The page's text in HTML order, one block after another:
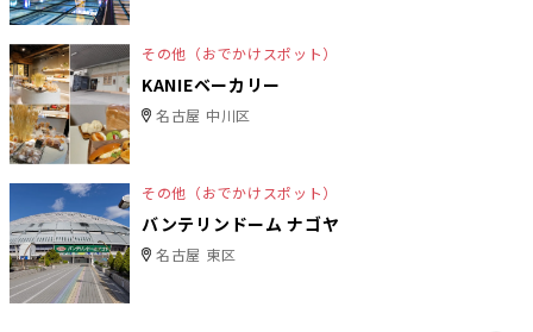
その他（おでかけスポット）
KANIEベーカリー
名古屋 中川区
その他（おでかけスポット）
バンテリンドーム ナゴヤ
名古屋 東区